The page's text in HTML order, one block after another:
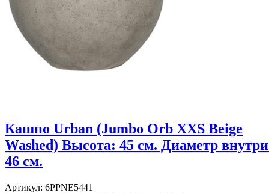
Кашпо Urban (Jumbo Orb XXS Beige
Washed) Высота: 45 см. Диаметр
46 см.
Артикул: 6PPNE5441